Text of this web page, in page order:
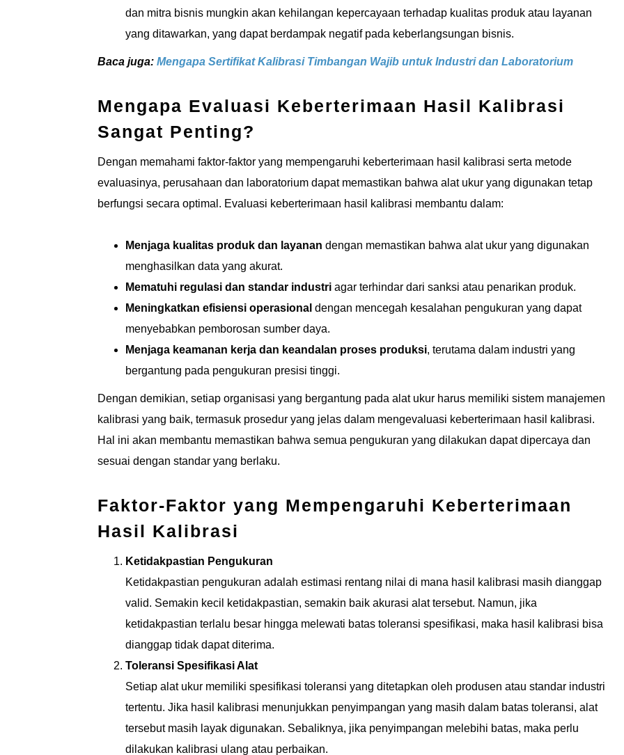
dan mitra bisnis mungkin akan kehilangan kepercayaan terhadap kualitas produk atau layanan
yang ditawarkan, yang dapat berdampak negatif pada keberlangsungan bisnis.
Baca juga: Mengapa Sertifikat Kalibrasi Timbangan Wajib untuk Industri dan Laboratorium
Mengapa Evaluasi Keberterimaan Hasil Kalibrasi
Sangat Penting?
Dengan memahami faktor-faktor yang mempengaruhi keberterimaan hasil kalibrasi serta metode
evaluasinya, perusahaan dan laboratorium dapat memastikan bahwa alat ukur yang digunakan tetap
berfungsi secara optimal. Evaluasi keberterimaan hasil kalibrasi membantu dalam:
Menjaga kualitas produk dan layanan dengan memastikan bahwa alat ukur yang digunakan
menghasilkan data yang akurat.
Mematuhi regulasi dan standar industri agar terhindar dari sanksi atau penarikan produk.
Meningkatkan efisiensi operasional dengan mencegah kesalahan pengukuran yang dapat
menyebabkan pemborosan sumber daya.
Menjaga keamanan kerja dan keandalan proses produksi, terutama dalam industri yang
bergantung pada pengukuran presisi tinggi.
Dengan demikian, setiap organisasi yang bergantung pada alat ukur harus memiliki sistem manajemen
kalibrasi yang baik, termasuk prosedur yang jelas dalam mengevaluasi keberterimaan hasil kalibrasi.
Hal ini akan membantu memastikan bahwa semua pengukuran yang dilakukan dapat dipercaya dan
sesuai dengan standar yang berlaku.
Faktor-Faktor yang Mempengaruhi Keberterimaan
Hasil Kalibrasi
Ketidakpastian Pengukuran
Ketidakpastian pengukuran adalah estimasi rentang nilai di mana hasil kalibrasi masih dianggap
valid. Semakin kecil ketidakpastian, semakin baik akurasi alat tersebut. Namun, jika
ketidakpastian terlalu besar hingga melewati batas toleransi spesifikasi, maka hasil kalibrasi bisa
dianggap tidak dapat diterima.
Toleransi Spesifikasi Alat
Setiap alat ukur memiliki spesifikasi toleransi yang ditetapkan oleh produsen atau standar industri
tertentu. Jika hasil kalibrasi menunjukkan penyimpangan yang masih dalam batas toleransi, alat
tersebut masih layak digunakan. Sebaliknya, jika penyimpangan melebihi batas, maka perlu
dilakukan kalibrasi ulang atau perbaikan.